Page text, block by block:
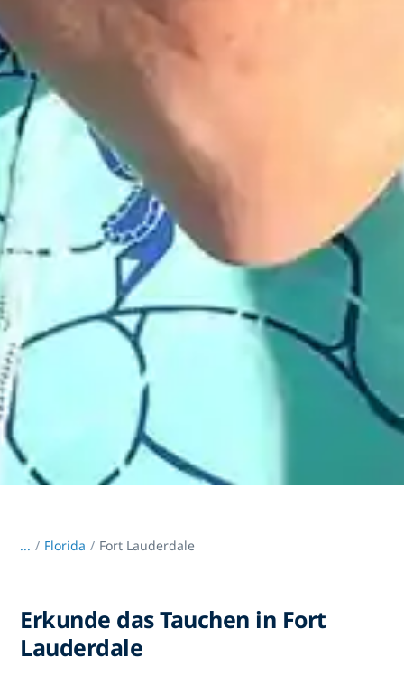
... / Florida Fort Lauderdale
Erkunde das Tauchen in Fort
Lauderdale